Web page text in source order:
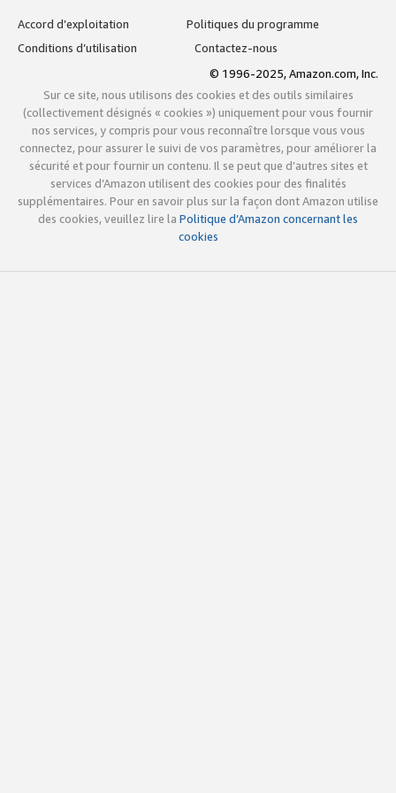
Accord d’exploitation
Politiques du programme
Conditions d’utilisation
Contactez-nous
© 1996-2025, Amazon.com, Inc.
Sur ce site, nous utilisons des cookies et des outils similaires
(collectivement désignés « cookies ») uniquement pour vous fournir
nos services, y compris pour vous reconnaître lorsque vous vous
connectez, pour assurer le suivi de vos paramètres, pour améliorer la
sécurité et pour fournir un contenu. Il se peut que d’autres sites et
services d’Amazon utilisent des cookies pour des finalités
supplémentaires. Pour en savoir plus sur la façon dont Amazon utilise
des cookies, veuillez lire la Politique d’Amazon concernant les
cookies